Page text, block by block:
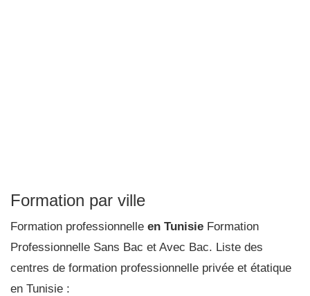
Formation par ville
Formation professionnelle en Tunisie Formation
Professionnelle Sans Bac et Avec Bac. Liste des
centres de formation professionnelle privée et étatique
en Tunisie :